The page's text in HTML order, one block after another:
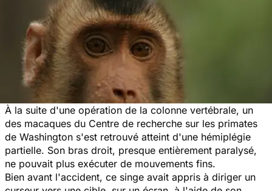
À la suite d'une opération de la colonne vertébrale, un
des macaques du Centre de recherche sur les primates
de Washington s'est retrouvé atteint d'une hémiplégie
partielle. Son bras droit, presque entièrement paralysé,
ne pouvait plus exécuter de mouvements fins.
Bien avant l'accident, ce singe avait appris à diriger un